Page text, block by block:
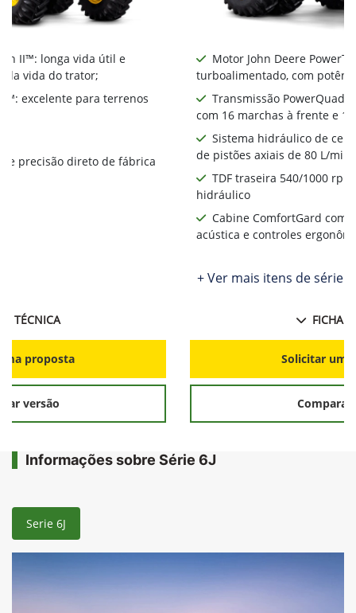
II™: longa vida útil e
da vida do trator;
excelente para terrenos
precisão direto de fábrica
TÉCNICA
proposta
versão
Motor John Deere
turboalimentado, com
Transmissão PowerQuad
com 16 marchas à frente e
Sistema hidráulico de
de pistões axiais de 80 L/min
TDF traseira 540/1000
hidráulico
Cabine ComfortGard com
acústica e controles
+ Ver mais itens de série
FICHA
Solicitar
Comparar
Informações sobre Série 6J
Serie 6J